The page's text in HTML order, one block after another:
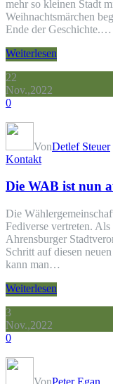
mehr so kleinen Stadt
Weihnachtsmärchen
Ende der Geschichte.…
Weiterlesen
22
Nov.,2022
0
VonDetlef Steuer
Kontakt
Die WAB ist nun
Die
Fediverse vertreten.
Ahrensburger
Schritt auf diesen
kann man…
Weiterlesen
3
Nov.,2022
0
VonPeter Egan